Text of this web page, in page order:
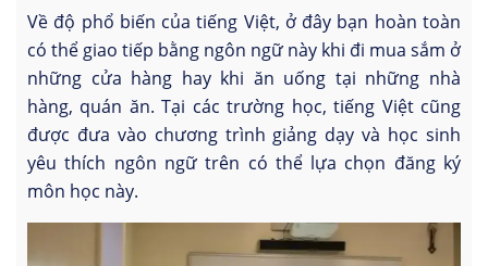
Về độ phổ biến của tiếng Việt, ở đây bạn hoàn toàn
có thể giao tiếp bằng ngôn ngữ này khi đi mua sắm ở
những cửa hàng hay khi ăn uống tại những nhà
hàng, quán ăn. Tại các trường học, tiếng Việt cũng
được đưa vào chương trình giảng dạy và học sinh
yêu thích ngôn ngữ trên có thể lựa chọn đăng ký
môn học này.